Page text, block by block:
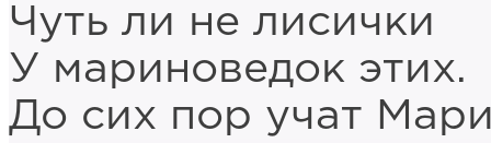
Чуть ли не лисички
У мариноведок этих.
До сих пор учат